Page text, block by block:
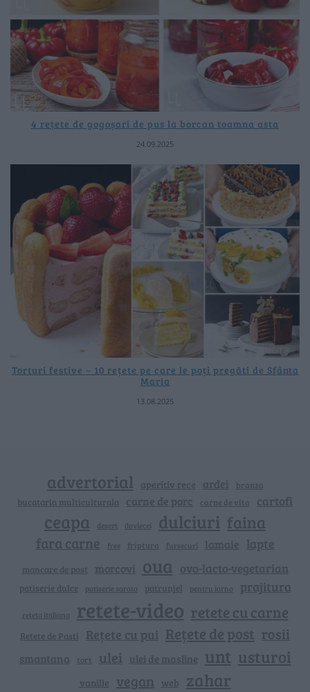
4 rețete de gogoșari de pus la borcan toamna asta
24.09.2025
Torturi festive – 10 rețete pe care le poți pregăti de Sfânta
Maria
13.08.2025
advertorial aperitiv rece ardei branza
bucataria multiculturala carne de porc carne de vita cartofi
ceapa desert dovlecei dulciuri faina
fara carne free friptura fursecuri lamaie lapte
mancare de post morcovi oua ovo-lacto-vegetarian
patiserie dulce patiserie sarata patrunjel pentru iarna prajitura
reteta italiana retete-video retete cu carne
Retete de Pasti Rețete cu pui Rețete de post rosii
smantana tort ulei ulei de masline unt usturoi
vanilie vegan web zahar